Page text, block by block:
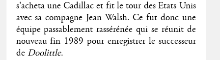
s'acheta une Cadillac et fit le tour des Etats Unis
avec sa compagne Jean Walsh. Ce fut donc une
équipe passablement rassérénée qui se réunit de
nouveau fin 1989 pour enregistrer le successeur
de Doolittle.